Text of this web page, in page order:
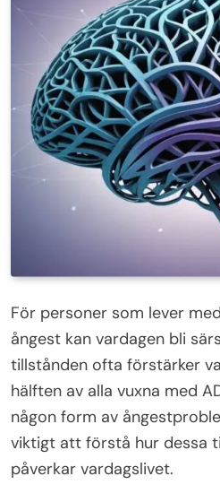
För personer som lever
ångest kan vardagen bli
tillstånden ofta förstärker
hälften av alla vuxna med
någon form av
viktigt att förstå hur dessa
påverkar vardagslivet.